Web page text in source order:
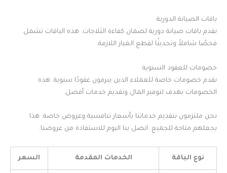
باقات الصيانة الدورية
نقدم باقات صيانة دورية لضمان كفاءة الثلاجات. هذه الباقات تشمل
فحصًا شاملاً وتحديثًا لقطع الغيار اللازمة.
خصومات للعقود السنوية
نقدم خصومات خاصة للعملاء الذين يبرمون عقودًا سنوية. هذه
الخصومات تهدف لتوفير المال وتقديم خدمات أفضل.
نحن ملتزمون بتقديم خدماتنا بأسعار تنافسية وعروض خاصة. هذا
يجعلهم متاحة للجميع. اتصل بنا اليوم للاستفادة من عروضنا.
نوع الباقة الخدمات المقدمة السعر